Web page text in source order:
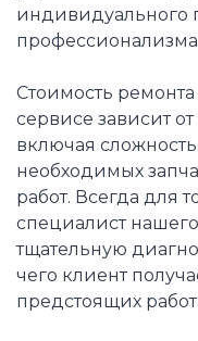
индивидуального
Стоимость
сервисе зависит
включая
необходимых
работ. Всегда для
специалист
тщательную
чего клиент
предстоящих